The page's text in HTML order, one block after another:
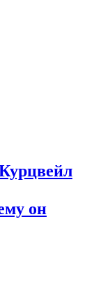
он